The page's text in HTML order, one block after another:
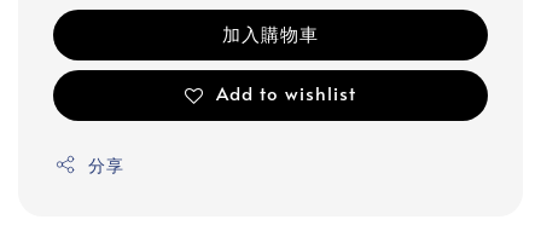
加入購物車
Add to wishlist
分享